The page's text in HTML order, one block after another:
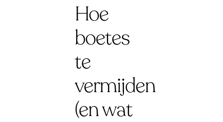
Hoe
boetes
te
vermijden
(en wat